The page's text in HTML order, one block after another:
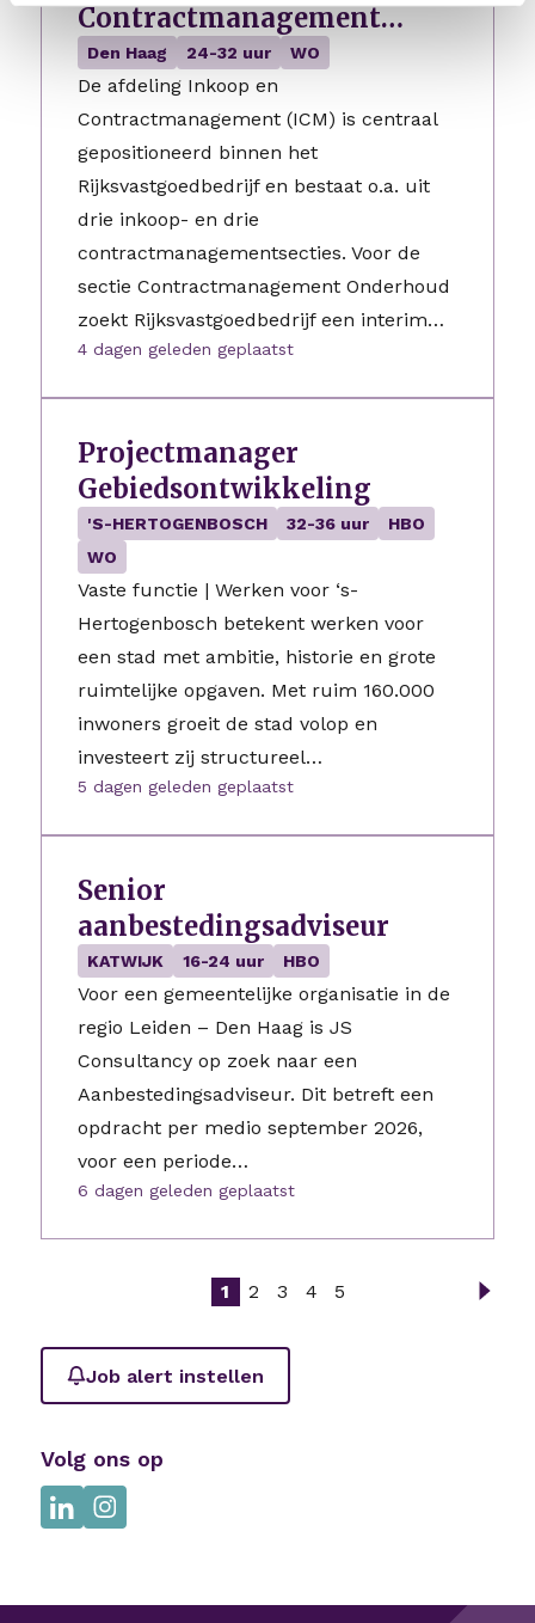
Contractmanagement
Onderhoud
Den Haag 24-32 uur WO
De afdeling Inkoop en
Contractmanagement (ICM) is centraal
gepositioneerd binnen het
Rijksvastgoedbedrijf en bestaat o.a. uit
drie inkoop- en drie
contractmanagementsecties. Voor de
sectie Contractmanagement Onderhoud
zoekt Rijksvastgoedbedrijf een interim…
4 dagen geleden geplaatst
Projectmanager
Gebiedsontwikkeling
'S-HERTOGENBOSCH 32-36 uur
HBO
WO
Vaste functie | Werken voor ‘s-
Hertogenbosch betekent werken voor
een stad met ambitie, historie en grote
ruimtelijke opgaven. Met ruim 160.000
inwoners groeit de stad volop en
investeert zij structureel…
5 dagen geleden geplaatst
Senior
aanbestedingsadviseur
KATWIJK 16-24 uur HBO
Voor een gemeentelijke organisatie in de
regio Leiden – Den Haag is JS
Consultancy op zoek naar een
Aanbestedingsadviseur. Dit betreft een
opdracht per medio september 2026,
voor een periode…
6 dagen geleden geplaatst
1 2 3 4 5
Job alert instellen
Volg ons op